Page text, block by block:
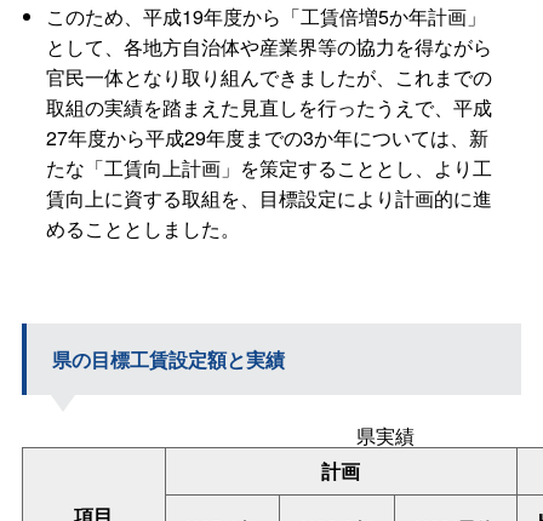
このため、平成19年度から「工賃倍増5か年計画」
として、各地方自治体や産業界等の協力を得ながら
官民一体となり取り組んできましたが、これまでの
取組の実績を踏まえた見直しを行ったうえで、平成
27年度から平成29年度までの3か年については、新
たな「工賃向上計画」を策定することとし、より工
賃向上に資する取組を、目標設定により計画的に進
めることとしました。
県の目標工賃設定額と実績
県実績
計画